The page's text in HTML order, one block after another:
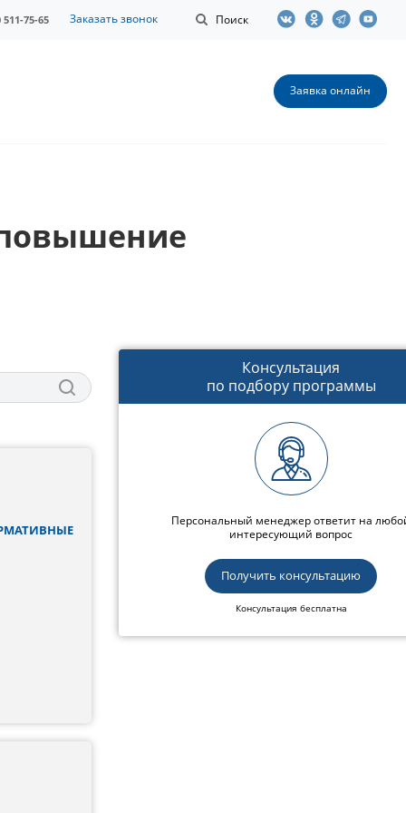
Поиск
511-75-65 Заказать звонок
Заявка онлайн
Консультация
по подбору программы
Персональный менеджер ответит на
интересующий вопрос
Получить консультацию
Консультация бесплатна